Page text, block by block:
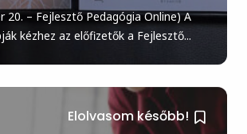
20. – Fejlesztő Pedagógia Online) A
kézhez az előfizetők a Fejlesztő...
Elolvasom később!